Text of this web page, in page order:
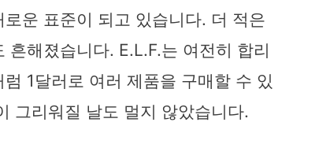
운 표준이 되고 있습니다. 더 적은
해졌습니다. E.L.F.는 여전히 합리
1달러로 여러 제품을 구매할 수 있
그리워질 날도 멀지 않았습니다.